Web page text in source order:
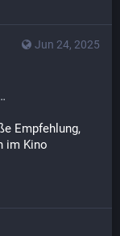
Jun 24, 2025
Empfehlung,
im Kino